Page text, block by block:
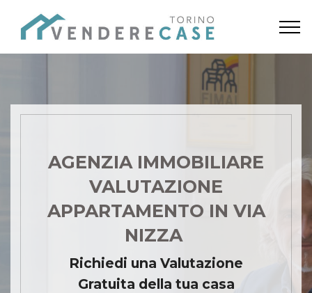
AGENZIA IMMOBILIARE
VALUTAZIONE
APPARTAMENTO IN VIA
NIZZA
Richiedi una Valutazione
Gratuita della tua casa